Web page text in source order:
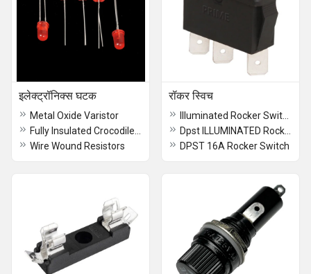
इलेक्ट्रॉनिक्स घटक
Metal Oxide Varistor
Wire Wound Resistors
रॉकर स्विच
DPST 16A Rocker Switch